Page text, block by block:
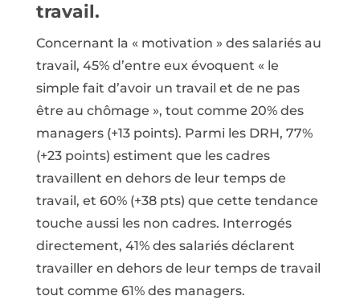
travail.
Concernant la « motivation » des salariés au
travail, 45% d’entre eux évoquent « le
simple fait d’avoir un travail et de ne pas
être au chômage », tout comme 20% des
managers (+13 points). Parmi les DRH, 77%
(+23 points) estiment que les cadres
travaillent en dehors de leur temps de
travail, et 60% (+38 pts) que cette tendance
touche aussi les non cadres. Interrogés
directement, 41% des salariés déclarent
travailler en dehors de leur temps de travail
tout comme 61% des managers.